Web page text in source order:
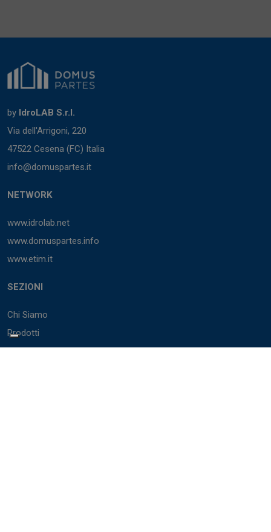
by IdroLAB S.r.l.
Via dell'Arrigoni, 220
47522 Cesena (FC) Italia
info@domuspartes.it
NETWORK
www.idrolab.net
www.domuspartes.info
www.etim.it
SEZIONI
Chi Siamo
Prodotti
Marchi